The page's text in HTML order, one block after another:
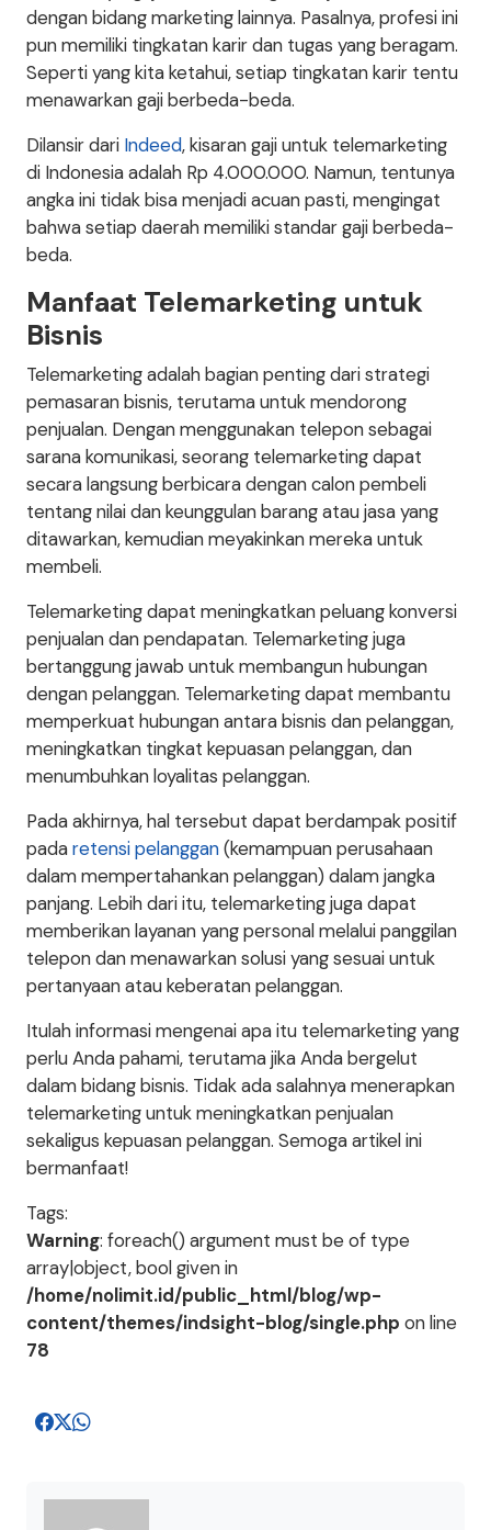
dengan bidang marketing lainnya. Pasalnya, profesi ini
pun memiliki tingkatan karir dan tugas yang beragam.
Seperti yang kita ketahui, setiap tingkatan karir tentu
menawarkan gaji berbeda-beda.
Dilansir dari Indeed, kisaran gaji untuk telemarketing
di Indonesia adalah Rp 4.000.000. Namun, tentunya
angka ini tidak bisa menjadi acuan pasti, mengingat
bahwa setiap daerah memiliki standar gaji berbeda-
beda.
Manfaat Telemarketing untuk
Bisnis
Telemarketing adalah bagian penting dari strategi
pemasaran bisnis, terutama untuk mendorong
penjualan. Dengan menggunakan telepon sebagai
sarana komunikasi, seorang telemarketing dapat
secara langsung berbicara dengan calon pembeli
tentang nilai dan keunggulan barang atau jasa yang
ditawarkan, kemudian meyakinkan mereka untuk
membeli.
Telemarketing dapat meningkatkan peluang konversi
penjualan dan pendapatan. Telemarketing juga
bertanggung jawab untuk membangun hubungan
dengan pelanggan. Telemarketing dapat membantu
memperkuat hubungan antara bisnis dan pelanggan,
meningkatkan tingkat kepuasan pelanggan, dan
menumbuhkan loyalitas pelanggan.
Pada akhirnya, hal tersebut dapat berdampak positif
padaretensi pelanggan(kemampuan perusahaan
dalam mempertahankan pelanggan) dalam jangka
panjang. Lebih dari itu, telemarketing juga dapat
memberikan layanan yang personal melalui panggilan
telepon dan menawarkan solusi yang sesuai untuk
pertanyaan atau keberatan pelanggan.
Itulah informasi mengenai apa itu telemarketing yang
perlu Anda pahami, terutama jika Anda bergelut
dalam bidang bisnis. Tidak ada salahnya menerapkan
telemarketing untuk meningkatkan penjualan
sekaligus kepuasan pelanggan. Semoga artikel ini
bermanfaat!
Tags:
Warning: foreach() argument must be of type
array|object, bool given in
/home/nolimit.id/public_html/blog/wp-
content/themes/indsight-blog/single.php on line
78